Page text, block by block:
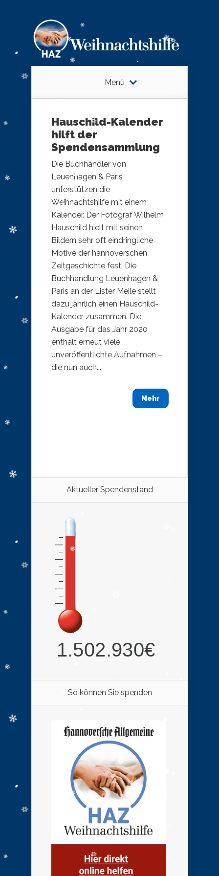
Menü
Hauschild-Kalender
hilft der
Spendensammlung
Die Buchhändler von
Leuenhagen & Paris
unterstützen die
Weihnachtshilfe mit einem
Kalender. ​Der Fotograf Wilhelm
Hauschild hielt mit seinen
Bildern sehr oft eindringliche
Motive der hannoverschen
Zeitgeschichte fest. Die
Buchhandlung Leuenhagen &
Paris an der Lister Meile stellt
dazu jährlich einen Hauschild-
Kalender zusammen. Die
Ausgabe für das Jahr 2020
enthält erneut viele
unveröffentlichte Aufnahmen –
die nun auch...
Mehr
Aktueller Spendenstand
So können Sie spenden